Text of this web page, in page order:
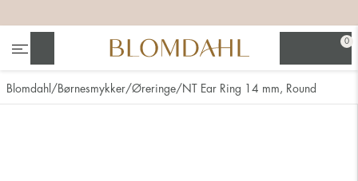
0
Blomdahl Børnesmykker Øreringe NT Ear Ring 14 mm, Round